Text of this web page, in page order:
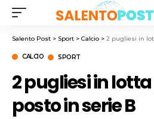
Salento Post > Sport > Calcio > 2 pugliesi in
CALCIO SPORT
2 pugliesi in
posto in serie B